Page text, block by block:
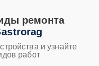
ремонта
и узнайте
работ